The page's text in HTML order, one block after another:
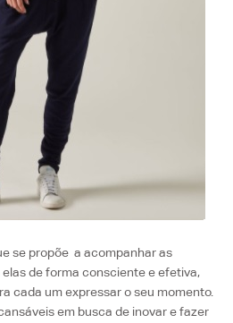
se propõe a acompanhar as
de forma consciente e efetiva,
cada um expressar o seu momento.
em busca de inovar e fazer